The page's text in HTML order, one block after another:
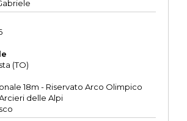
(TO)
18m - Riservato Arco Olimpico
delle Alpi